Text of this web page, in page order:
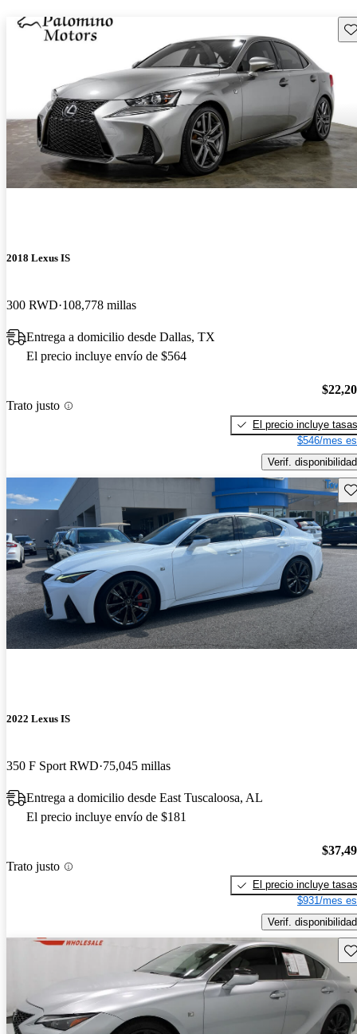
2018 Lexus IS
300 RWD 108,778 millas
Entrega a domicilio desde Dallas, TX
El precio incluye envío de $564
Trato justo
El precio incluye tasas
$546/mes
Verif. disponibilidad
2022 Lexus IS
350 F Sport RWD 75,045 millas
Entrega a domicilio desde East Tuscaloosa, AL
El precio incluye envío de $181
Trato justo
El precio incluye tasas
$931/mes
Verif. disponibilidad